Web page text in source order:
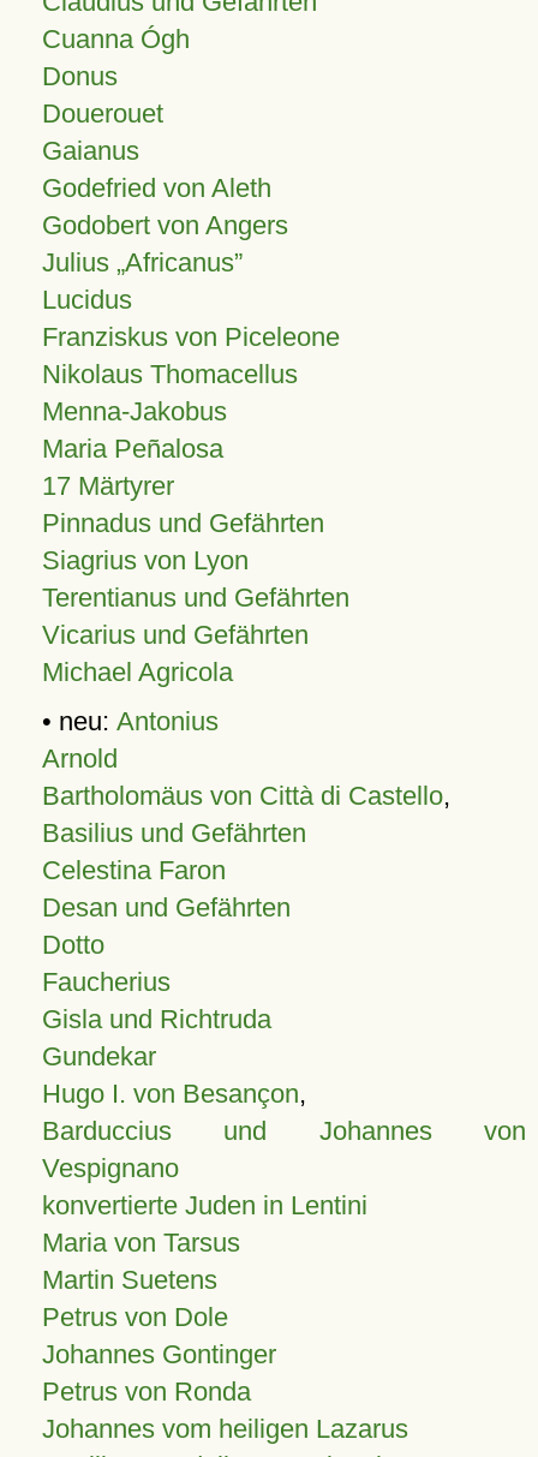
Cuanna Ógh
Donus
Douerouet
Gaianus
Godefried von Aleth
Godobert von Angers
Julius Africanus
Lucidus
Franziskus von Piceleone
Nikolaus Thomacellus
Menna-Jakobus
Maria Peñalosa
17 Märtyrer
Pinnadus und Gefährten
Siagrius von Lyon
Terentianus und Gefährten
Vicarius und Gefährten
Michael Agricola
• neu: Antonius
Arnold
Bartholomäus von Città di Castello,
Basilius und Gefährten
Celestina Faron
Desan und Gefährten
Dotto
Faucherius
Gisla und Richtruda
Gundekar
Hugo I. von Besançon,
Barduccius und Johannes von
Vespignano
konvertierte Juden in Lentini
Maria von Tarsus
Martin Suetens
Petrus von Dole
Johannes Gontinger
Petrus von Ronda
Johannes vom heiligen Lazarus